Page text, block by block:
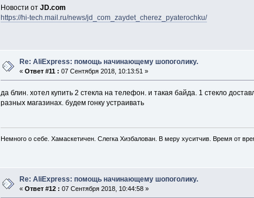
Новости от JD.com
https://hi-tech.mail.ru/news/jd_com_zaydet_cherez_pyaterochku/
Re: AliExpress: помощь начинающему шопоголику.
«Ответ #11 : 07 Сентября 2018, 10:13:51 »
да блин. хотел купить 2 стекла на телефон. и такая байда. 1 стекло
разных магазинах. будем гонку устраивать
Немного о себе. Хамаскетичен. Слегка Хизбалован. В меру хуситчив. Время от
Re: AliExpress: помощь начинающему шопоголику.
«Ответ #12 : 07 Сентября 2018, 10:44:58 »